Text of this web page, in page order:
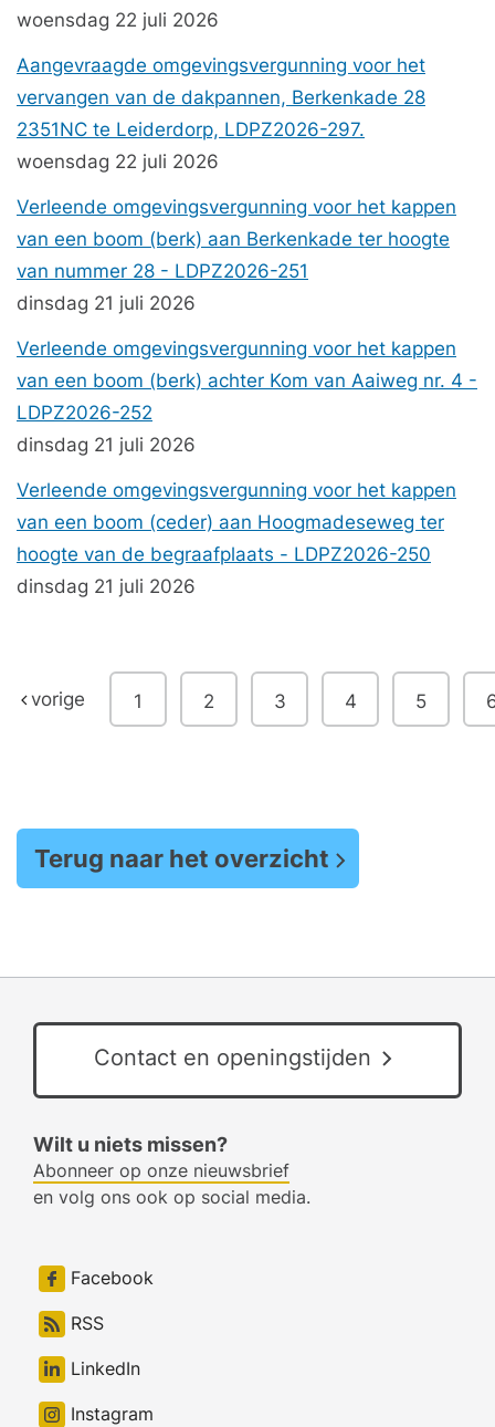
woensdag 22 juli 2026
Aangevraagde omgevingsvergunning voor het
vervangen van de dakpannen, Berkenkade 28
2351NC te Leiderdorp, LDPZ2026-297.
woensdag 22 juli 2026
Verleende omgevingsvergunning voor het kappen
van een boom (berk) aan Berkenkade ter hoogte
van nummer 28 - LDPZ2026-251
dinsdag 21 juli 2026
Verleende omgevingsvergunning voor het kappen
van een boom (berk) achter Kom van Aaiweg nr. 4 -
LDPZ2026-252
dinsdag 21 juli 2026
Verleende omgevingsvergunning voor het kappen
van een boom (ceder) aan Hoogmadeseweg ter
hoogte van de begraafplaats - LDPZ2026-250
dinsdag 21 juli 2026
vorige 1 2 3 4 5
Terug naar het overzicht
Contact en openingstijden
Wilt u niets missen?
Abonneer op onze nieuwsbrief
en volg ons ook op social media.
Facebook
RSS
LinkedIn
Instagram